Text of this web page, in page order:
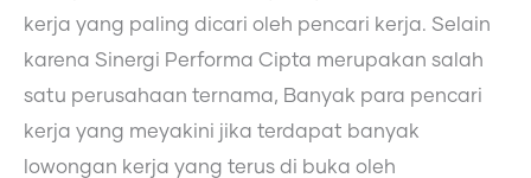
kerja yang paling dicari oleh pencari kerja. Selain
karena Sinergi Performa Cipta merupakan salah
satu perusahaan ternama, Banyak para pencari
kerja yang meyakini jika terdapat banyak
lowongan kerja yang terus di buka oleh